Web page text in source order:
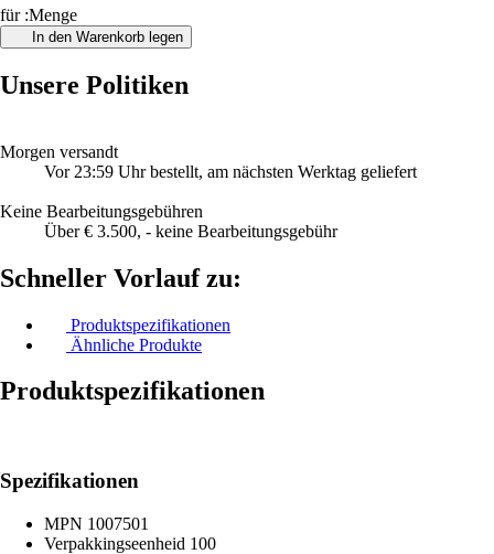
für :Menge
In den Warenkorb legen
Unsere Politiken
Morgen versandt
Vor 23:59 Uhr bestellt, am nächsten Werktag geliefert
Keine Bearbeitungsgebühren
Über € 3.500, - keine Bearbeitungsgebühr
Schneller Vorlauf zu:
Produktspezifikationen
Ähnliche Produkte
Produktspezifikationen
Spezifikationen
MPN 1007501
Verpakkingseenheid 100